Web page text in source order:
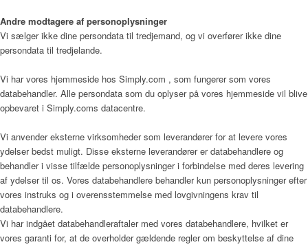
Fagfolk
Henvisning
Publikationer
Patienter og pårørende
Andre modtagere af personoplysninger
Vi sælger ikke dine persondata til tredjemand, og vi overfører ikke dine
persondata til tredjelande.
Vi har vores hjemmeside hos Simply.com , som fungerer som vores
databehandler. Alle persondata som du oplyser på vores hjemmeside vil blive
opbevaret i Simply.coms datacentre.
Vi anvender eksterne virksomheder som leverandører for at levere vores
ydelser bedst muligt. Disse eksterne leverandører er databehandlere og
behandler i visse tilfælde personoplysninger i forbindelse med deres levering
af ydelser til os. Vores databehandlere behandler kun personoplysninger efter
vores instruks og i overensstemmelse med lovgivningens krav til
databehandlere.
Vi har indgået databehandleraftaler med vores databehandlere, hvilket er
vores garanti for, at de overholder gældende regler om beskyttelse af dine